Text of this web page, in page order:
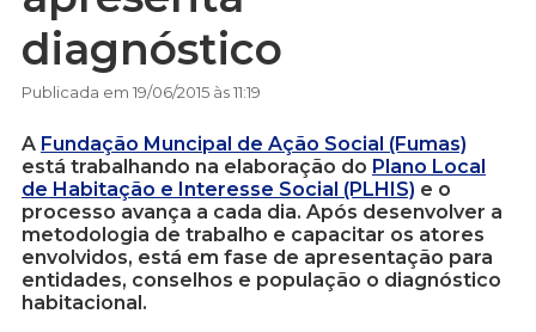
diagnóstico
Publicada em 19/06/2015 às 11:19
A Fundação Muncipal de Ação Social (Fumas)
está trabalhando na elaboração do Plano Local
de Habitação e Interesse Social (PLHIS) e o
processo avança a cada dia. Após desenvolver a
metodologia de trabalho e capacitar os atores
envolvidos, está em fase de apresentação para
entidades, conselhos e população o diagnóstico
habitacional.